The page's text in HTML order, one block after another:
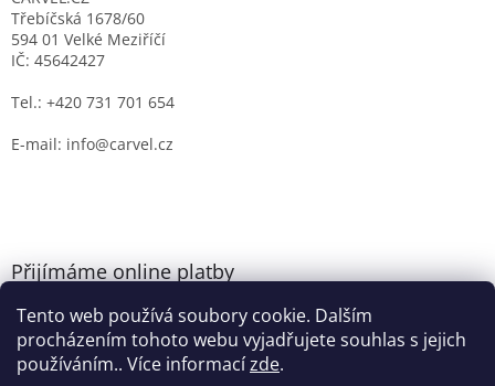
Tento web používá soubory cookie. Dalším
procházením tohoto webu vyjadřujete souhlas s jejich
používáním.. Více informacízde.
Třebíčská 1678/60
594 01 Velké Meziříčí
IČ: 45642427
Tel.: +420 731 701 654
E-mail: info@carvel.cz
Přijímáme online platby